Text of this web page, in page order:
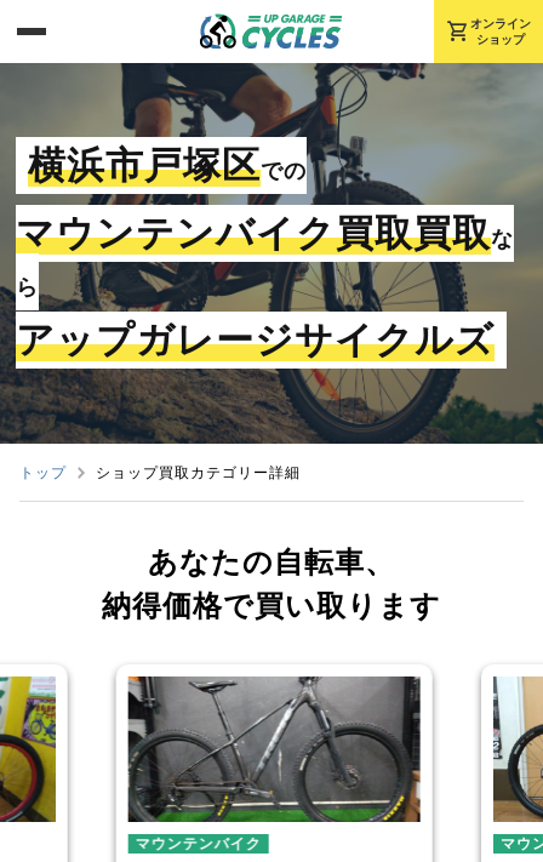
shopping_cart オンライン
ショップ
横浜市戸塚区での
マウンテンバイク買取買取な
ら
アップガレージサイクルズ
トップ ショップ買取カテゴリー詳細
あなたの自転車、
納得価格で買い取ります
マウンテンバイク マウ